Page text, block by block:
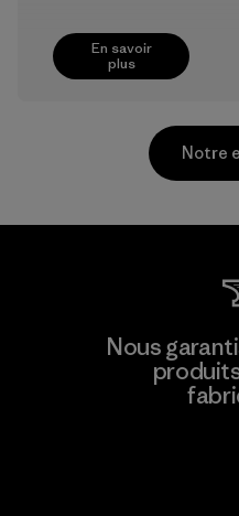
En savoir
plus
Greentech
Limited - Chau
Notre
Nous